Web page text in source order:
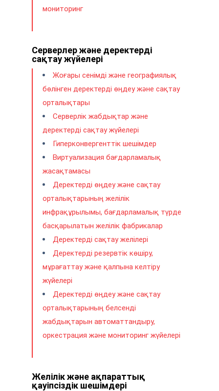
мониторинг
Серверлер және деректерді
сақтау жүйелері
Жоғары сенімді және географиялық
бөлінген деректерді өңдеу және сақтау
орталықтары
Серверлік жабдықтар және
деректерді сақтау жүйелері
Гиперконвергенттік шешімдер
Виртуализация бағдарламалық
жасақтамасы
Деректерді өңдеу және сақтау
орталықтарының желілік
инфрақұрылымы, бағдарламалық түрде
басқарылатын желілік фабрикалар
Деректерді сақтау желілері
Деректерді резервтік көшіру,
мұрағаттау және қалпына келтіру
жүйелері
Деректерді өңдеу және сақтау
орталықтарының белсенді
жабдықтарын автоматтандыру,
оркестрация және мониторинг жүйелері
Желілік және ақпараттық
қауіпсіздік шешімдері